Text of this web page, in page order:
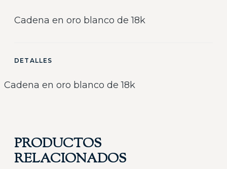
Cadena en oro blanco de 18k
DETALLES
Cadena en oro blanco de 18k
PRODUCTOS
RELACIONADOS